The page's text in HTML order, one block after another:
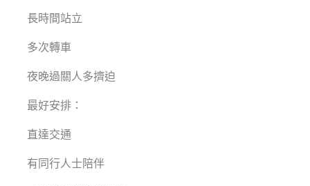
長時間站立
多次轉車
夜晚過關人多擠迫
最好安排：
直達交通
有同行人士陪伴